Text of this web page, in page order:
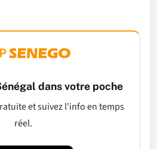
dans votre poche
et suivez l'info en temps
réel.